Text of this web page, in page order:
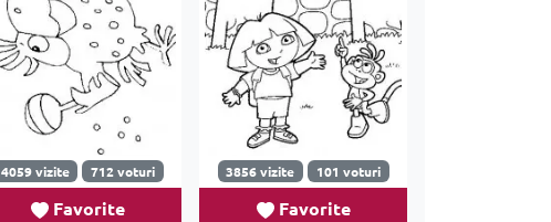
4059 vizite 712 voturi
Favorite
3856 vizite 101 voturi
Favorite